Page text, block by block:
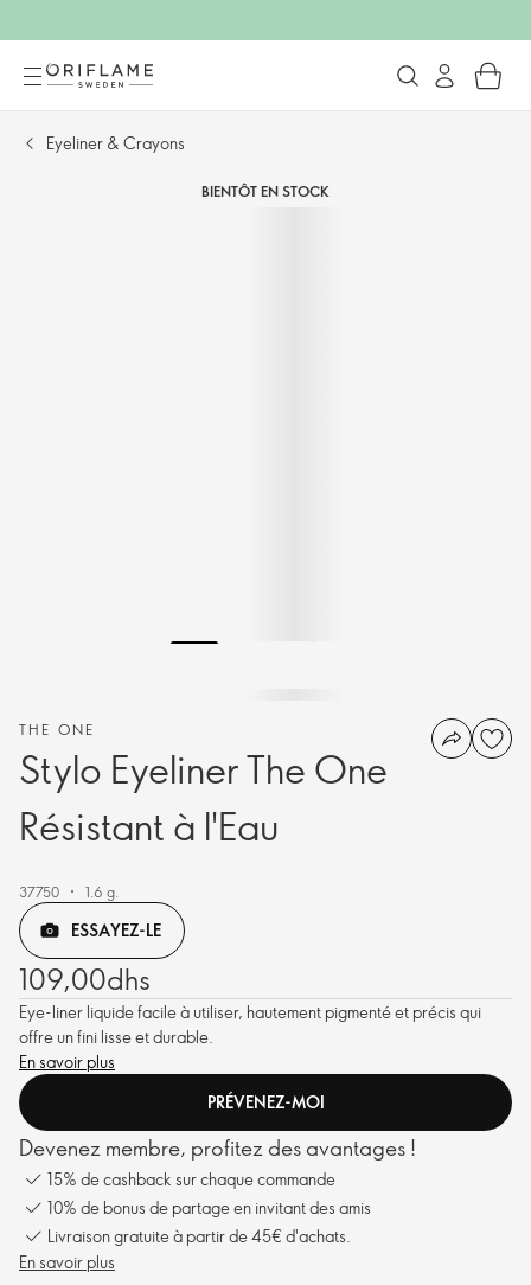
Eyeliner & Crayons
BIENTÔT EN STOCK
THE ONE
Stylo Eyeliner The One
Résistant à l'Eau
37750 1.6 g.
ESSAYEZ-LE
109,00dhs
Eye-liner liquide facile à utiliser, hautement pigmenté et précis qui
offre un fini lisse et durable.
En savoir plus
PRÉVENEZ-MOI
Devenez membre, profitez des avantages !
15% de cashback sur chaque commande
10% de bonus de partage en invitant des amis
Livraison gratuite à partir de 45€ d'achats.
En savoir plus